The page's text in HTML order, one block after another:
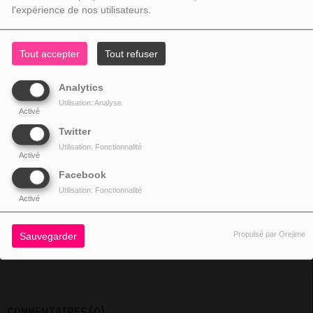
l'expérience de nos utilisateurs.
Tout accepter Tout refuser
Analytics
Activé
Utilisation: Analyse
Twitter
Activé
Utilisation: Fonctionnalité
Facebook
Activé
Utilisation: Fonctionnalité
Sauvegarder Propulsé par Orejime
6879VUES